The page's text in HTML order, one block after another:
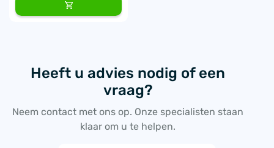
Heeft u advies nodig of een
vraag?
Neem contact met ons op. Onze specialisten staan
klaar om u te helpen.